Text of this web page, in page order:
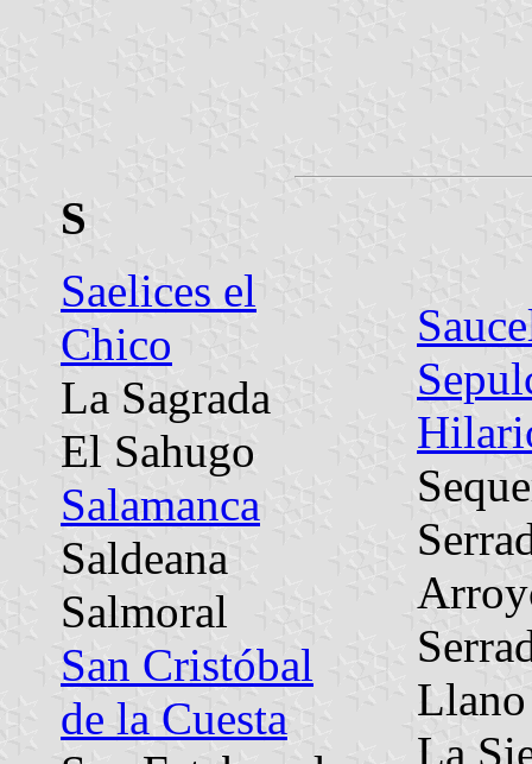
S
Saelices el
Chico
La Sagrada
El Sahugo
Salamanca
Saldeana
Salmoral
San Cristóbal
de la Cuesta
Llano
La